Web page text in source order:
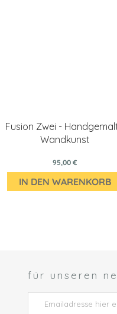
Fusion Zwei -
Wandkunst
95,00 €
IN DEN WARENKORB
für unseren